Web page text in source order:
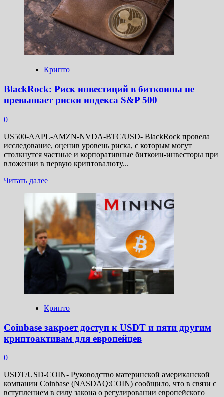
Liberty
не
связан
с
финансированием
ХАМАС
Крипто
BlackRock: Риск инвестиций в биткоины не
превышает риски индекса S&P 500
0
US500-AAPL-AMZN-NVDA-BTC/USD- BlackRock провела
исследование, оценив уровень риска, с которым могут
столкнутся частные и корпоративные биткоин-инвесторы при
вложении в первую криптовалюту...
Читать далееПрочитать
BlackRock:
Риск
инвестиций
в
биткоины
не
превышает
риски
индекса
S&P
Крипто
Coinbase закроет доступ к USDT и пяти другим
криптоактивам для европейцев
0
USDT/USD-COIN- Руководство материнской американской
компании Coinbase (NASDAQ:COIN) сообщило, что в связи с
вступлением в силу закона о регулировании европейского